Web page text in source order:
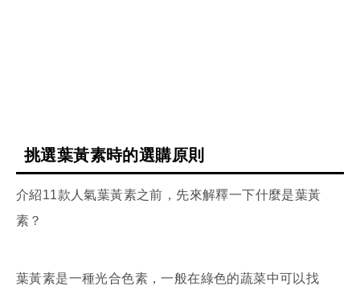
挑選葉黃素時的選購原則
介紹11款人氣葉黃素之前，先來解釋一下什麼是葉黃
素？
葉黃素是一種光合色素，一般在綠色的蔬菜中可以找